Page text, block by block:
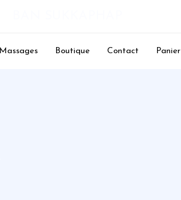
Massages Boutique Contact Panier